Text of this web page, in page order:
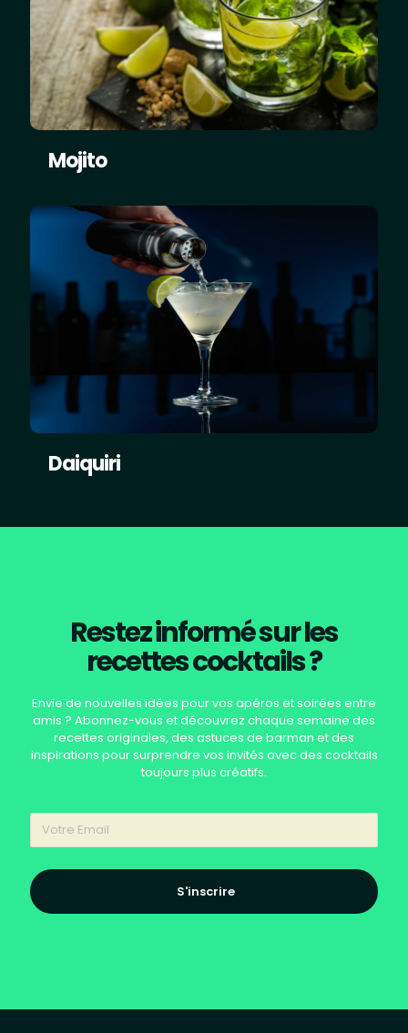
Mojito
Daiquiri
Restez informé sur les
recettes cocktails ?
Envie de nouvelles idées pour vos apéros et soirées entre
amis ? Abonnez-vous et découvrez chaque semaine des
recettes originales, des astuces de barman et des
inspirations pour surprendre vos invités avec des cocktails
toujours plus créatifs.
S'inscrire